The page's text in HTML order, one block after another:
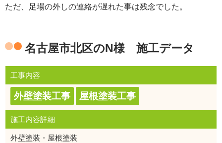
ただ、足場の外しの連絡が遅れた事は残念でした。
名古屋市北区のN様 施工データ
工事内容
外壁塗装工事 屋根塗装工事
施工内容詳細
外壁塗装・屋根塗装